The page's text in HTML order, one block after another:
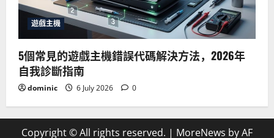
遊戲主機
5個常見的遊戲主機錯誤代碼解決方法，2026年
自我診斷指南
dominic 6 July 2026 0
Copyright © All rights reserved. | MoreNews by AF